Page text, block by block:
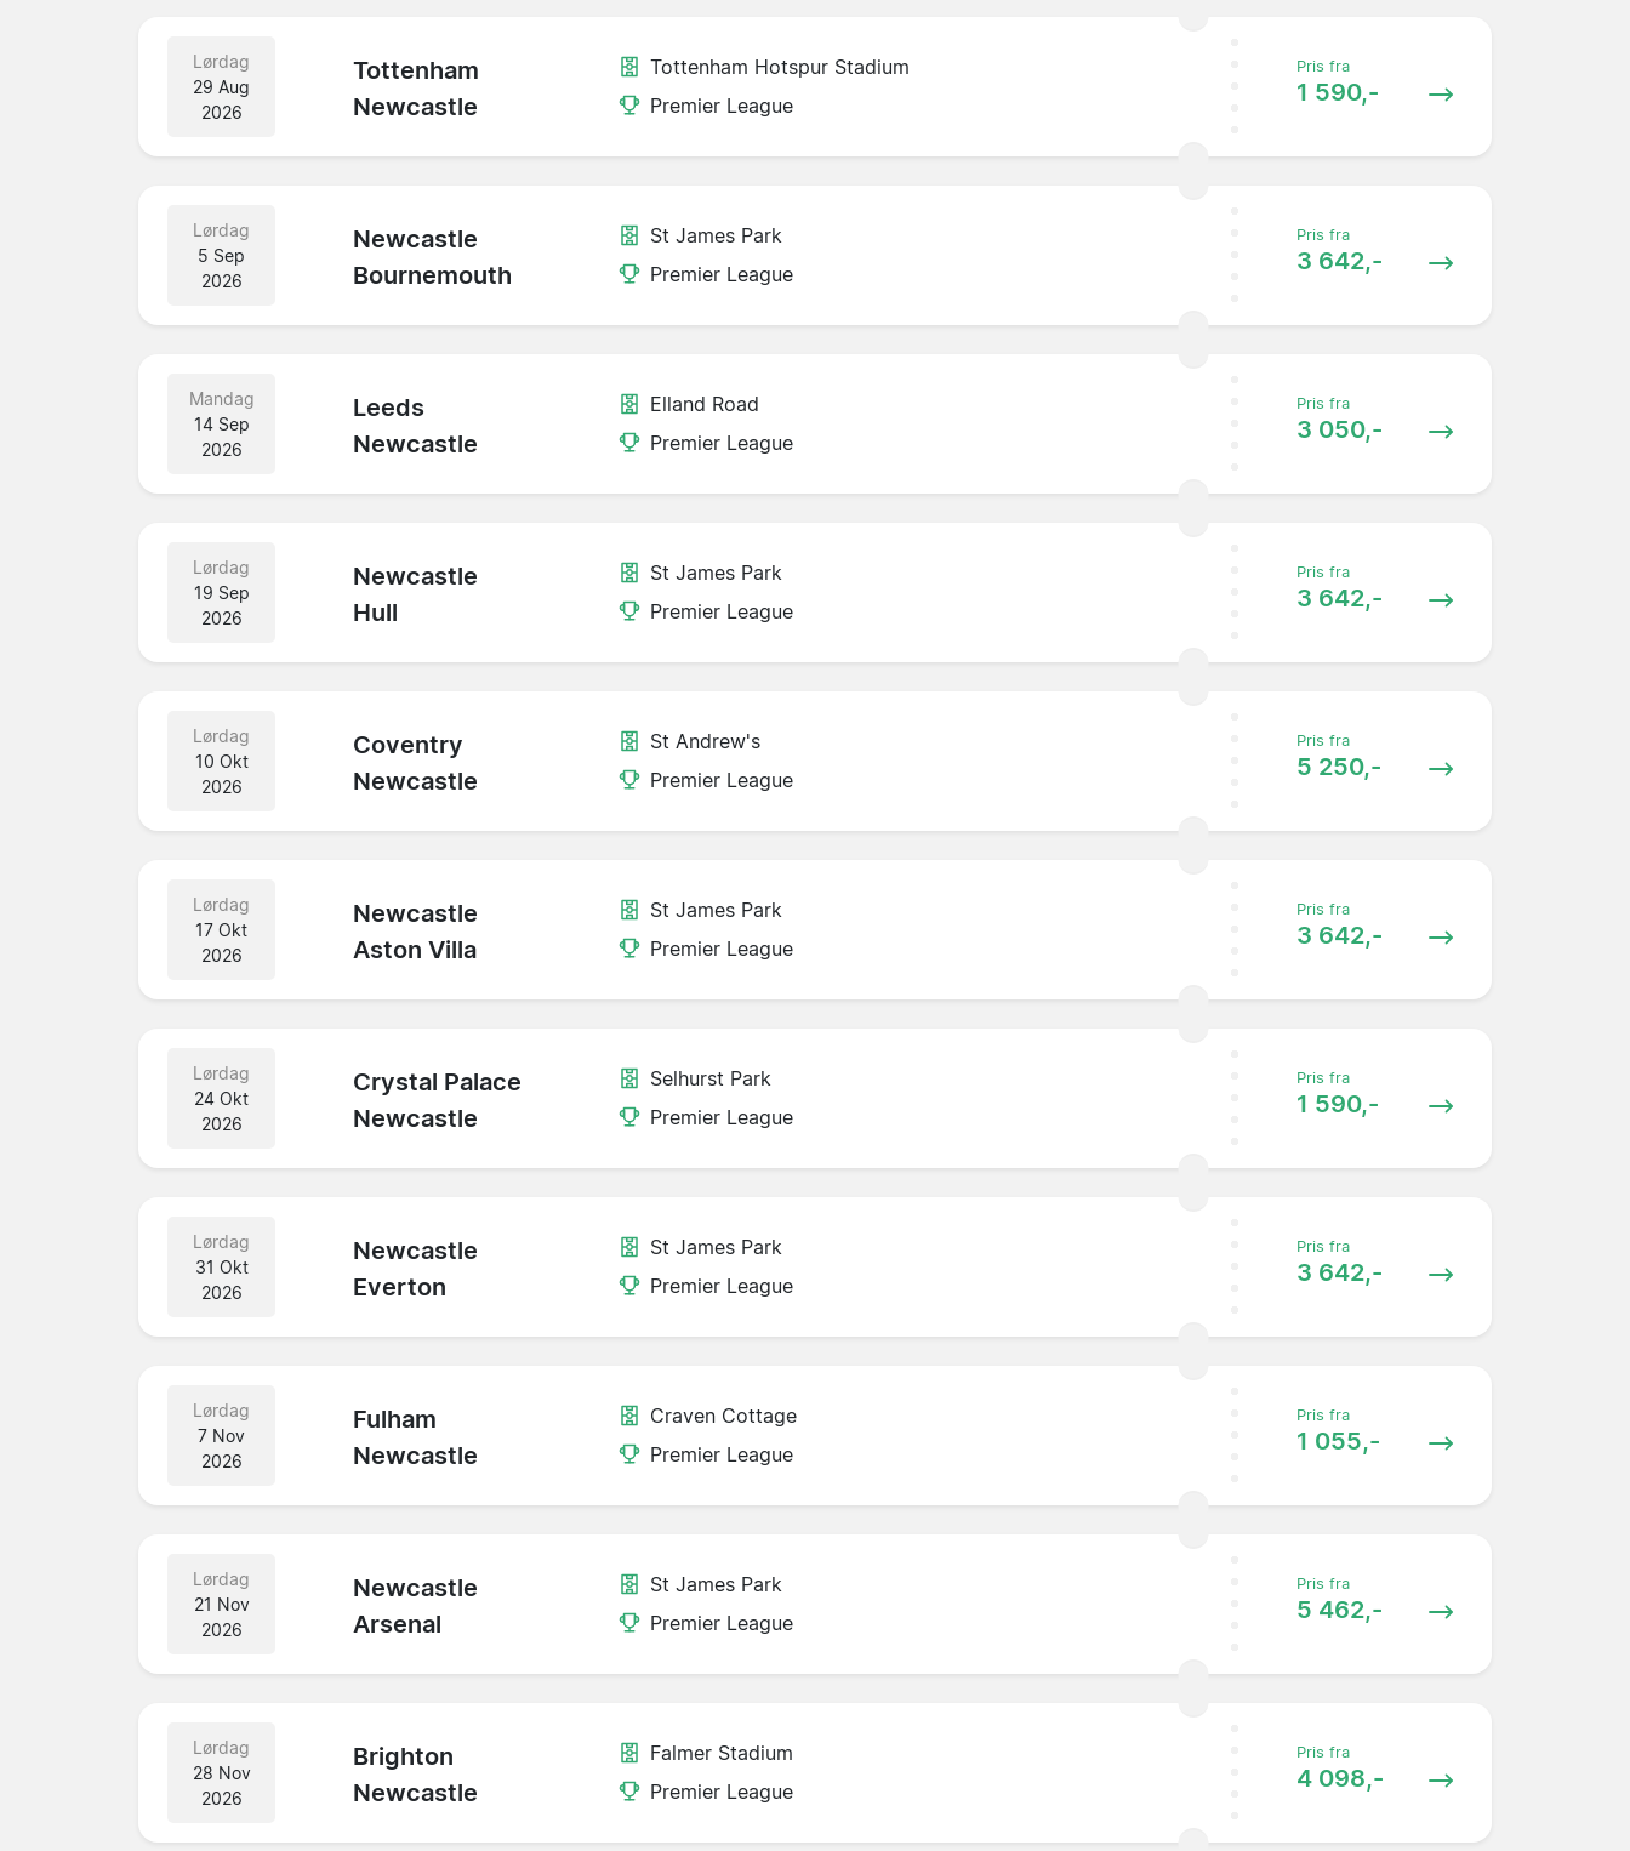
Lørdag
29 Aug
2026
Tottenham
Newcastle
Tottenham Hotspur Stadium
Premier League
Pris fra
1 590,-
Lørdag
5 Sep
2026
Newcastle
Bournemouth
St James Park
Premier League
Pris fra
3 642,-
Mandag
14 Sep
2026
Leeds
Newcastle
Elland Road
Premier League
Pris fra
3 050,-
Lørdag
19 Sep
2026
Newcastle
Hull
St James Park
Premier League
Pris fra
3 642,-
Lørdag
10 Okt
2026
Coventry
Newcastle
St Andrew's
Premier League
Pris fra
5 250,-
Lørdag
17 Okt
2026
Newcastle
Aston Villa
St James Park
Premier League
Pris fra
3 642,-
Lørdag
24 Okt
2026
Crystal Palace
Newcastle
Selhurst Park
Premier League
Pris fra
1 590,-
Lørdag
31 Okt
2026
Newcastle
Everton
St James Park
Premier League
Pris fra
3 642,-
Lørdag
7 Nov
2026
Fulham
Newcastle
Craven Cottage
Premier League
Pris fra
1 055,-
Lørdag
21 Nov
2026
Newcastle
Arsenal
St James Park
Premier League
Pris fra
5 462,-
Lørdag
28 Nov
2026
Brighton
Newcastle
Falmer Stadium
Premier League
Pris fra
4 098,-